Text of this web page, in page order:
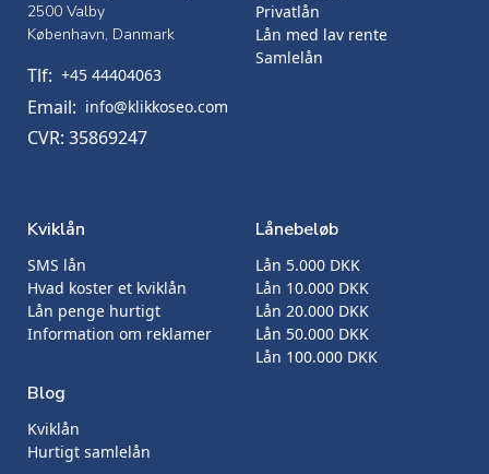
2500 Valby
København, Danmark
Tlf: +45 44404063
Email: info@klikkoseo.com
CVR: 35869247
Privatlån
Lån med lav rente
Samlelån
Kviklån
SMS lån
Hvad koster et kviklån
Lån penge hurtigt
Information om reklamer
Blog
Kviklån
Hurtigt samlelån
Lånebeløb
Lån 5.000 DKK
Lån 10.000 DKK
Lån 20.000 DKK
Lån 50.000 DKK
Lån 100.000 DKK